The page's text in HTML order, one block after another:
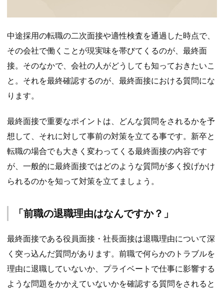
中途採用の転職の二次面接や適性検査を通過した時点で、
その会社で働くことが現実味を帯びてくるのが、最終面
接。そのなかで、会社の人がどうしても知っておきたいこ
と。それを最終確認するのが、最終面接における質問にな
ります。
最終面接で重要なポイントは、どんな質問をされるかを予
想して、それに対して事前の対策を立てる事です。新卒と
転職の場合でも大きく変わってくる最終面接の内容です
が、一般的に最終面接ではどのような質問が多く投げかけ
られるのかを知って対策を立てましょう。
「前職の退職理由はなんですか？」
最終面接である役員面接・社長面接は退職理由について深
く突っ込んだ質問があります。前職で何らかのトラブルを
理由に退職していないか、プライベートで仕事に影響する
ような問題をかかえていないかを確認する質問をされると